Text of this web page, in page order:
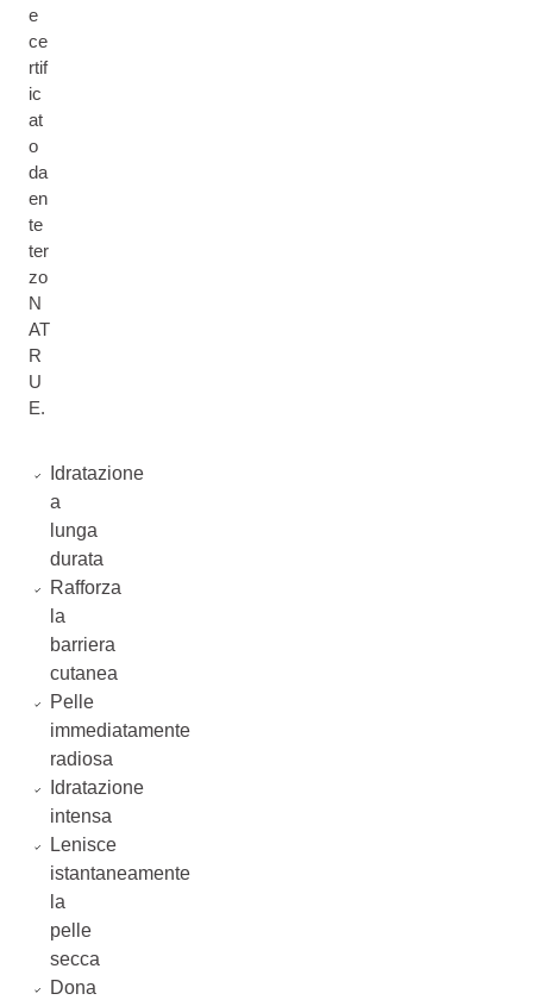
e
ce
rtif
ic
at
o
da
en
te
ter
zo
N
AT
R
U
E.
Idratazione
a
lunga
durata
Rafforza
la
barriera
cutanea
Pelle
immediatamente
radiosa
Idratazione
intensa
Lenisce
istantaneamente
la
pelle
secca
Dona